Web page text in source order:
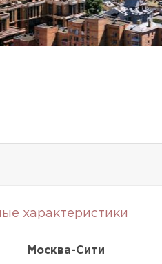
характеристики
Москва-Сити